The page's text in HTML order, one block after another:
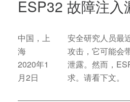
ESP32 故障注
中国，上
海
2020年1
月2日
安全研究人员最
攻击，它可能会
泄露。然而，
求。请看下文。